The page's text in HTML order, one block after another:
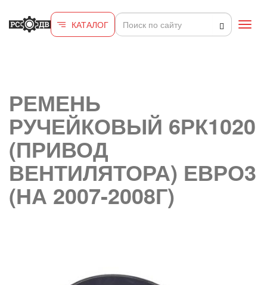
КАТАЛОГ
РЕМЕНЬ
РУЧЕЙКОВЫЙ 6РК1020
(ПРИВОД
ВЕНТИЛЯТОРА) ЕВРО3
(НА 2007-2008Г)